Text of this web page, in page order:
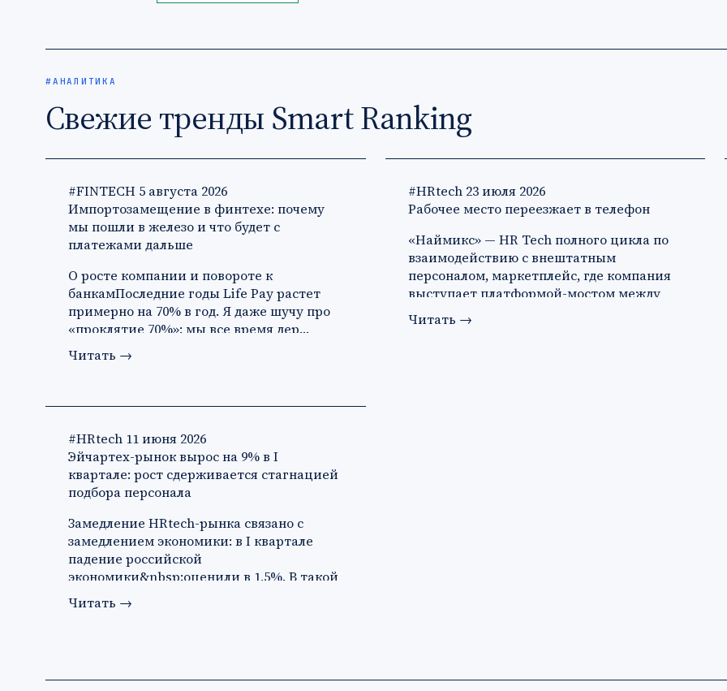
#АНАЛИТИКА
Свежие тренды Smart Ranking
#FINTECH 5 августа 2026
Импортозамещение в финтехе: почему
мы пошли в железо и что будет с
платежами дальше
О росте компании и повороте к
банкамПоследние годы Life Pay растет
примерно на 70% в год. Я даже шучу про
«проклятие 70%»: мы все время дер…
Читать →
#HRtech 23 июля 2026
Рабочее место переезжает в телефон
«Наймикс» — HR Tech полного цикла по
взаимодействию с внештатным
персоналом, маркетплейс, где компания
выступает платформой-мостом между
за…
Читать →
#HRtech 11 июня 2026
Эйчартех-рынок вырос на 9% в I
квартале: рост сдерживается стагнацией
подбора персонала
Замедление HRtech-рынка связано с
замедлением экономики: в I квартале
падение российской
экономики&nbsp;оценили в 1,5%. В такой
ситуации ко…
Читать →